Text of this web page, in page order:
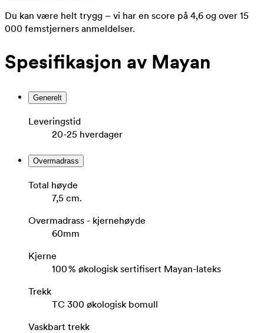
Du kan være helt trygg – vi har en score på 4,6 og over 15
000 femstjerners anmeldelser.
Spesifikasjon av Mayan
Generelt
Leveringstid
20-25 hverdager
Overmadrass
Total høyde
7,5 cm.
Overmadrass - kjernehøyde
60mm
Kjerne
100 % økologisk sertifisert Mayan-lateks
Trekk
TC 300 økologisk bomull
Vaskbart trekk